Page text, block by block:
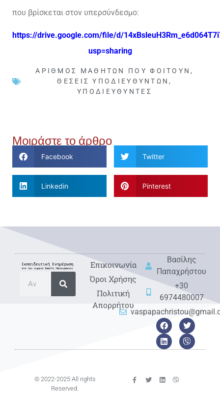
που βρίσκεται στον υπερσύνδεσμο:
https://drive.google.com/file/d/
usp=sharing
ΑΡΙΘΜΌΣ ΜΑΘΗΤΏΝ ΠΟΥ ΦΟΙΤΟΎΝ,
ΘΈΣΕΙΣ ΥΠΟΔΙΕΥΘΥΝΤΏΝ,
ΥΠΟΔΙΕΥΘΥΝΤΈΣ
Μοιράστε το άρθρο
Facebook Twitter
Linkedin Pinterest
Eπικοινωνία
Όροι Χρήσης
Πολιτική
Απορρήτου
Βασίλης
Παπαχρήστου
+30
6974480007
© 2022-2025 All rights
Reserved.